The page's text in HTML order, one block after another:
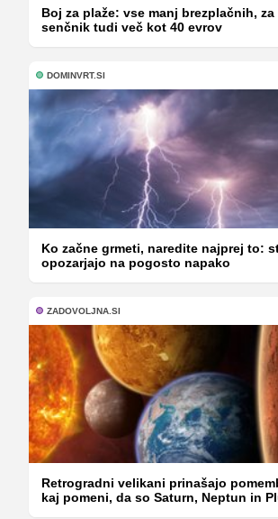
Boj za plaže: vse manj brezplačnih,
senčnik tudi več kot 40 evrov
DOMINVRT.SI
Ko začne grmeti, naredite najprej to:
opozarjajo na pogosto napako
ZADOVOLJNA.SI
Retrogradni velikani prinašajo
kaj pomeni, da so Saturn, Neptun in